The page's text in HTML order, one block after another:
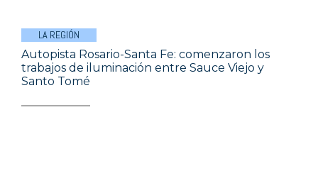
LA REGIÓN
Autopista Rosario-Santa Fe: comenzaron los
trabajos de iluminación entre Sauce Viejo y
Santo Tomé